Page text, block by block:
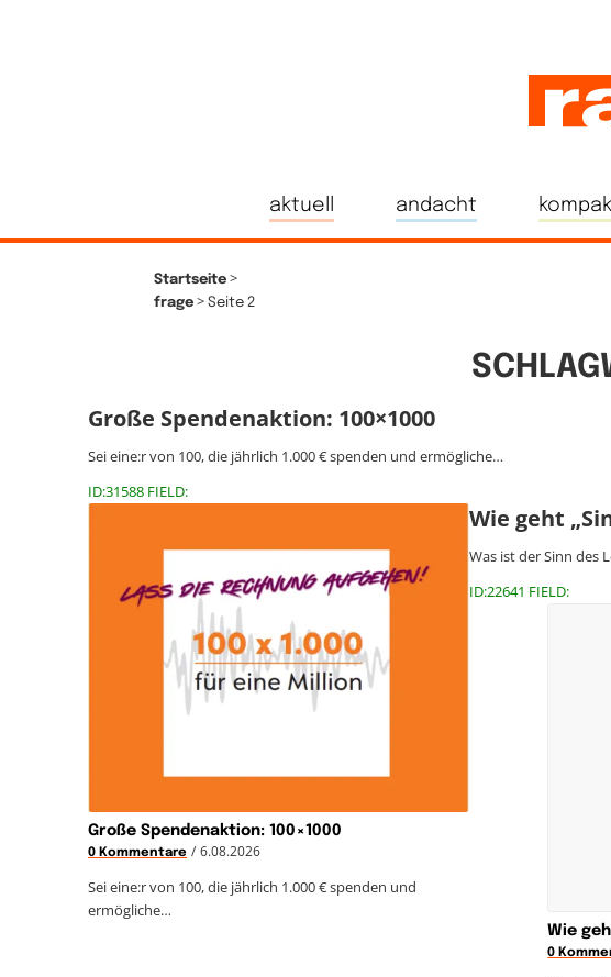
aktuell andacht
Startseite >
frage > Seite 2
Große Spendenaktion: 100×1000
Sei eine:r von 100, die jährlich 1.000 € spenden und ermögliche…
ID:31588 FIELD:
Große Spendenaktion: 100×1000
0 Kommentare / 6.08.2026
Sei eine:r von 100, die jährlich 1.000 € spenden und
ermögliche…
Wie geht
Was ist der Sinn des
ID:22641 FIELD:
Wie
0